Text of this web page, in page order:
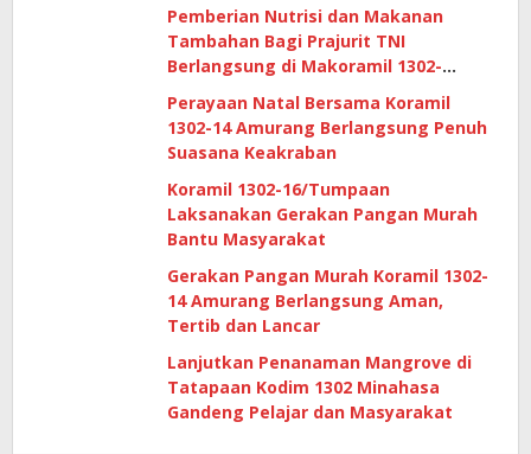
Pemberian Nutrisi dan Makanan
Tambahan Bagi Prajurit TNI
Berlangsung di Makoramil 1302-
Perayaan Natal Bersama Koramil
1302-14 Amurang Berlangsung Penuh
Suasana Keakraban
Koramil 1302-16/Tumpaan
Laksanakan Gerakan Pangan Murah
Bantu Masyarakat
Gerakan Pangan Murah Koramil 1302-
14 Amurang Berlangsung Aman,
Tertib dan Lancar
Lanjutkan Penanaman Mangrove di
Tatapaan Kodim 1302 Minahasa
Gandeng Pelajar dan Masyarakat